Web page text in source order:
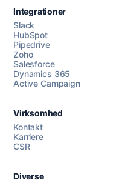
Chat med os
AI Campaign Assist
Integrationer
Slack
HubSpot
Pipedrive
Zoho
Salesforce
Dynamics 365
Active Campaign
Virksomhed
Kontakt
Karriere
CSR
Diverse